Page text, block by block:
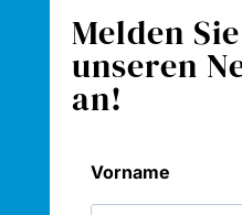
Melden
unseren
an!
Vorname